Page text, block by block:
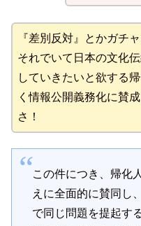
『差別反対』とかガチ
それでいて日本の文化
していきたいと欲する
く情報公開義務化に賛
さ！
この件につき、帰化
えに全面的に賛同し
で同じ問題を提起す